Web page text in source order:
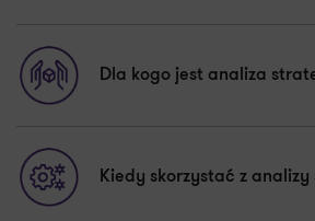
Dla kogo jest analiza
Kiedy skorzystać z